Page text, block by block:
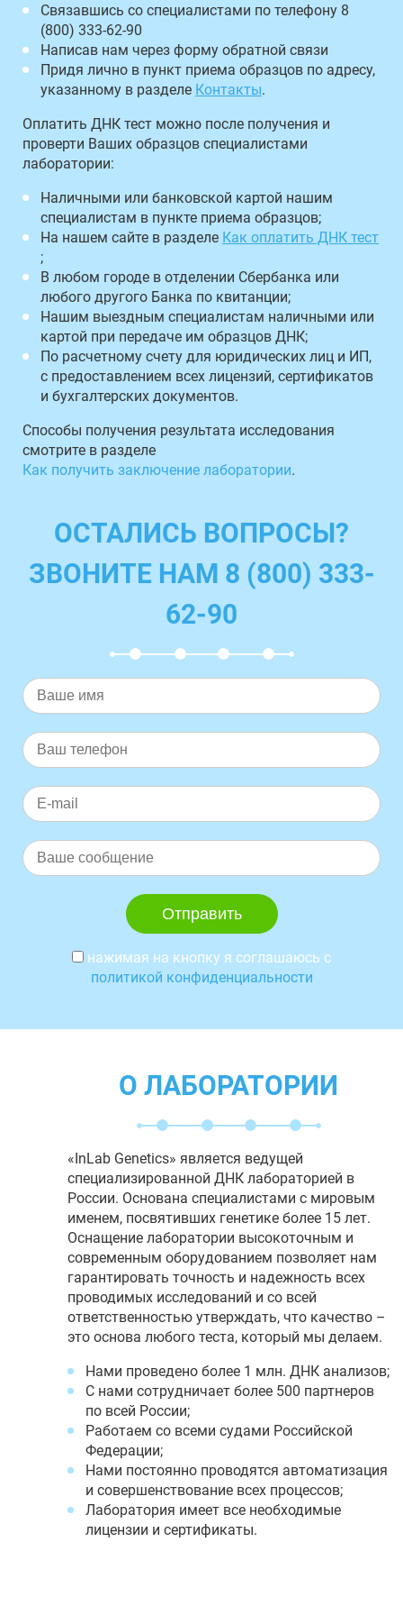
Связавшись со специалистами по телефону 8
(800) 333-62-90
Написав нам через форму обратной связи
Придя лично в пункт приема образцов по адресу,
указанному в разделе Контакты.
Оплатить ДНК тест можно после получения и
проверти Ваших образцов специалистами
лаборатории:
Наличными или банковской картой нашим
специалистам в пункте приема образцов;
На нашем сайте в разделе Как оплатить ДНК тест
;
В любом городе в отделении Сбербанка или
любого другого Банка по квитанции;
Нашим выездным специалистам наличными или
картой при передаче им образцов ДНК;
По расчетному счету для юридических лиц и ИП,
с предоставлением всех лицензий, сертификатов
и бухгалтерских документов.
Способы получения результата исследования
смотрите в разделе
Как получить заключение лаборатории.
ОСТАЛИСЬ ВОПРОСЫ?
ЗВОНИТЕ НАМ 8 (800) 333-
62-90
нажимая на кнопку я соглашаюсь с
политикой конфиденциальности
О ЛАБОРАТОРИИ
«InLab Genetics» является ведущей
специализированной ДНК лабораторией в
России. Основана специалистами с мировым
именем, посвятивших генетике более 15 лет.
Оснащение лаборатории высокоточным и
современным оборудованием позволяет нам
гарантировать точность и надежность всех
проводимых исследований и со всей
ответственностью утверждать, что качество –
это основа любого теста, который мы делаем.
Нами проведено более 1 млн. ДНК анализов;
С нами сотрудничает более 500 партнеров
по всей России;
Работаем со всеми судами Российской
Федерации;
Нами постоянно проводятся автоматизация
и совершенствование всех процессов;
Лаборатория имеет все необходимые
лицензии и сертификаты.